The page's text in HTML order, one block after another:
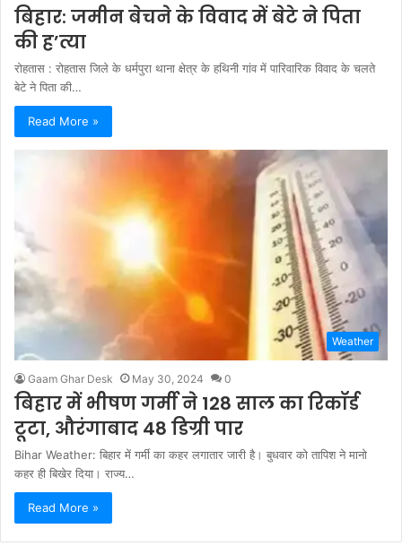
बिहार: जमीन बेचने के विवाद में बेटे ने पिता
की ह’त्या
रोहतास : रोहतास जिले के धर्मपुरा थाना क्षेत्र के हथिनी गांव में पारिवारिक विवाद के चलते
बेटे ने पिता की…
Read More »
Weather
Gaam Ghar Desk May 30, 2024 0
बिहार में भीषण गर्मी ने 128 साल का रिकॉर्ड
टूटा, औरंगाबाद 48 डिग्री पार
Bihar Weather: बिहार में गर्मी का कहर लगातार जारी है। बुधवार को तापिश ने मानो
कहर ही बिखेर दिया। राज्य…
Read More »